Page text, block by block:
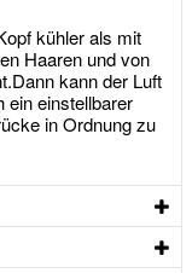
kühler als mit
Haaren und von
kann der Luft
ein einstellbarer
in Ordnung zu